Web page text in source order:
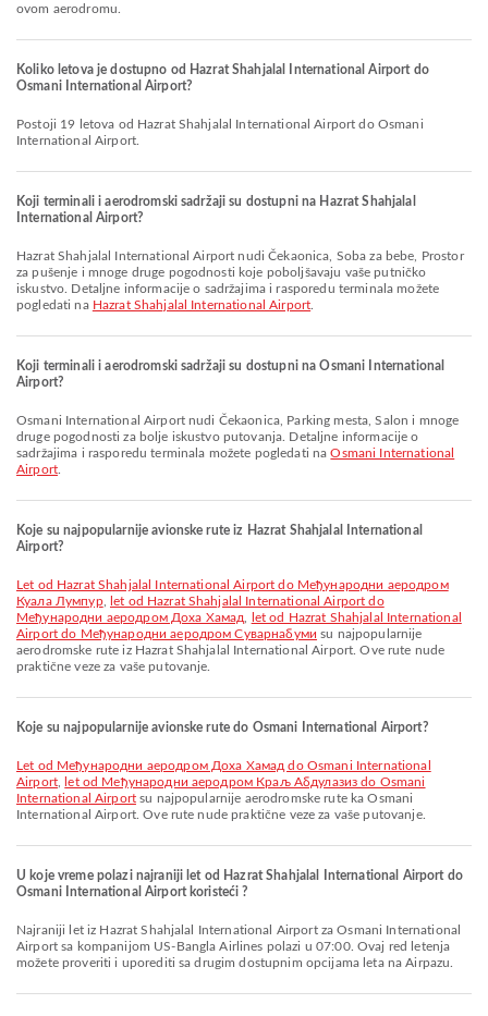
ovom aerodromu.
Koliko letova je dostupno od Hazrat Shahjalal International Airport do
Osmani International Airport?
Postoji 19 letova od Hazrat Shahjalal International Airport do Osmani
International Airport.
Koji terminali i aerodromski sadržaji su dostupni na Hazrat Shahjalal
International Airport?
Hazrat Shahjalal International Airport nudi Čekaonica, Soba za bebe, Prostor
za pušenje i mnoge druge pogodnosti koje poboljšavaju vaše putničko
iskustvo. Detaljne informacije o sadržajima i rasporedu terminala možete
pogledati na Hazrat Shahjalal International Airport
Koji terminali i aerodromski sadržaji su dostupni na Osmani International
Airport?
Osmani International Airport nudi Čekaonica, Parking mesta, Salon i mnoge
druge pogodnosti za bolje iskustvo putovanja. Detaljne informacije o
sadržajima i rasporedu terminala možete pogledati naOsmani International
Airport.
Koje su najpopularnije avionske rute iz Hazrat Shahjalal International
Airport?
let od Hazrat Shahjalal International Airport do Међународни аеродром
Куала Лумпур,
let od Hazrat Shahjalal International Airport do
Међународни аеродром Доха Хамад
let od Hazrat Shahjalal International
Airport do Међународни аеродром Суварнабуми su najpopularnije
aerodromske rute iz Hazrat Shahjalal International Airport. Ove rute nude
praktične veze za vaše putovanje.
Koje su najpopularnije avionske rute do Osmani International Airport?
let od Међународни аеродром Доха Хамад do Osmani International
Airport,
let od Међународни аеродром Краљ Абдулазиз do Osmani
International Airportsu najpopularnije aerodromske rute ka Osmani
International Airport. Ove rute nude praktične veze za vaše putovanje.
U koje vreme polazi najraniji let od Hazrat Shahjalal International Airport do
Osmani International Airport koristeći ?
Najraniji let iz Hazrat Shahjalal International Airport za Osmani International
Airport sa kompanijom US-Bangla Airlines polazi u 07:00. Ovaj red letenja
možete proveriti i uporediti sa drugim dostupnim opcijama leta na Airpazu.